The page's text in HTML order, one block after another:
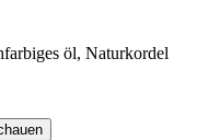
öl, Naturkordel